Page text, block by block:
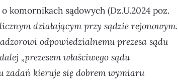
komornikach sądowych (Dz.U.2024 poz.
działającym przy sądzie rejonowym.
odpowiedzialnemu prezesa sądu
„prezesem właściwego sądu
zadań kieruje się dobrem wymiaru